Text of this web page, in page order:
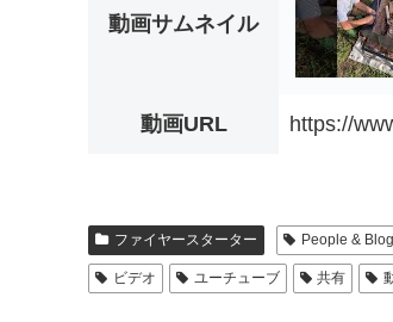
動画サムネイル
動画URL https://
ファイヤースターター People &
ビデオ ユーチューブ 共有